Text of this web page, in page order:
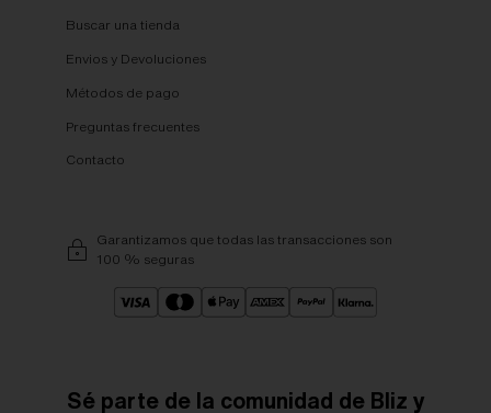
Buscar una tienda
Envios y Devoluciones
Métodos de pago
Preguntas frecuentes
Contacto
Garantizamos que todas las transacciones son
100 % seguras
Sé parte de la comunidad de Bliz y